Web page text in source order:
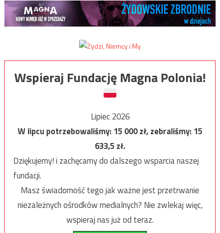
Wspieraj Fundację Magna Polonia!
Lipiec 2026
W lipcu potrzebowaliśmy:15 000zł, zebraliśmy:15
633,5zł.
Dziękujemy! i zachęcamy do dalszego wsparcia naszej
fundacji.
Masz świadomość tego jak ważne jest przetrwanie
niezależnych ośrodków medialnych? Nie zwlekaj więc,
wspieraj nas już od teraz.